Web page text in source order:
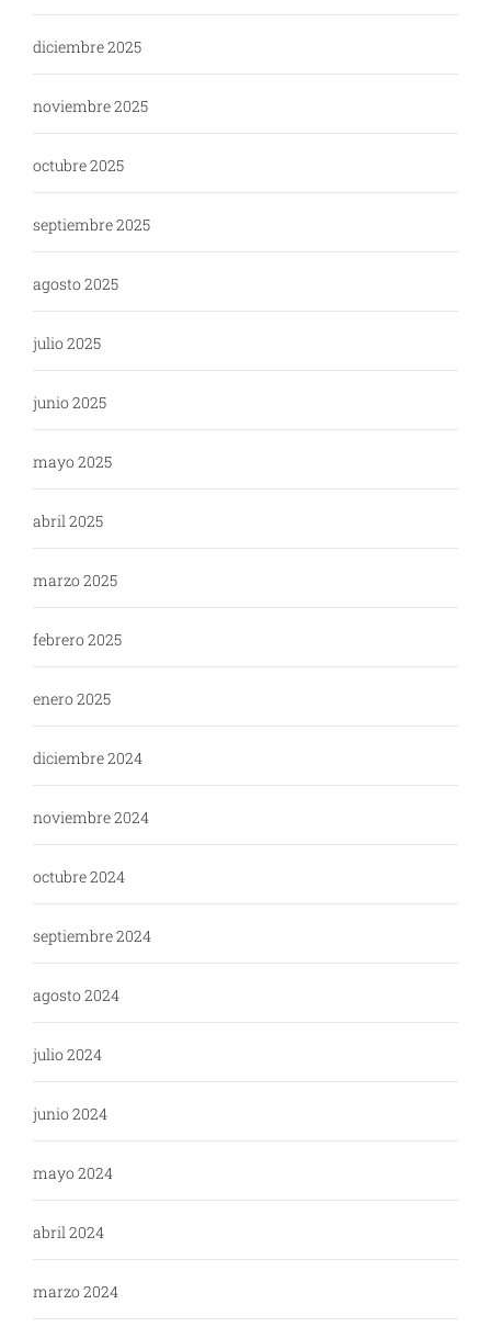
diciembre 2025
noviembre 2025
octubre 2025
septiembre 2025
agosto 2025
julio 2025
junio 2025
mayo 2025
abril 2025
marzo 2025
febrero 2025
enero 2025
diciembre 2024
noviembre 2024
octubre 2024
septiembre 2024
agosto 2024
julio 2024
junio 2024
mayo 2024
abril 2024
marzo 2024